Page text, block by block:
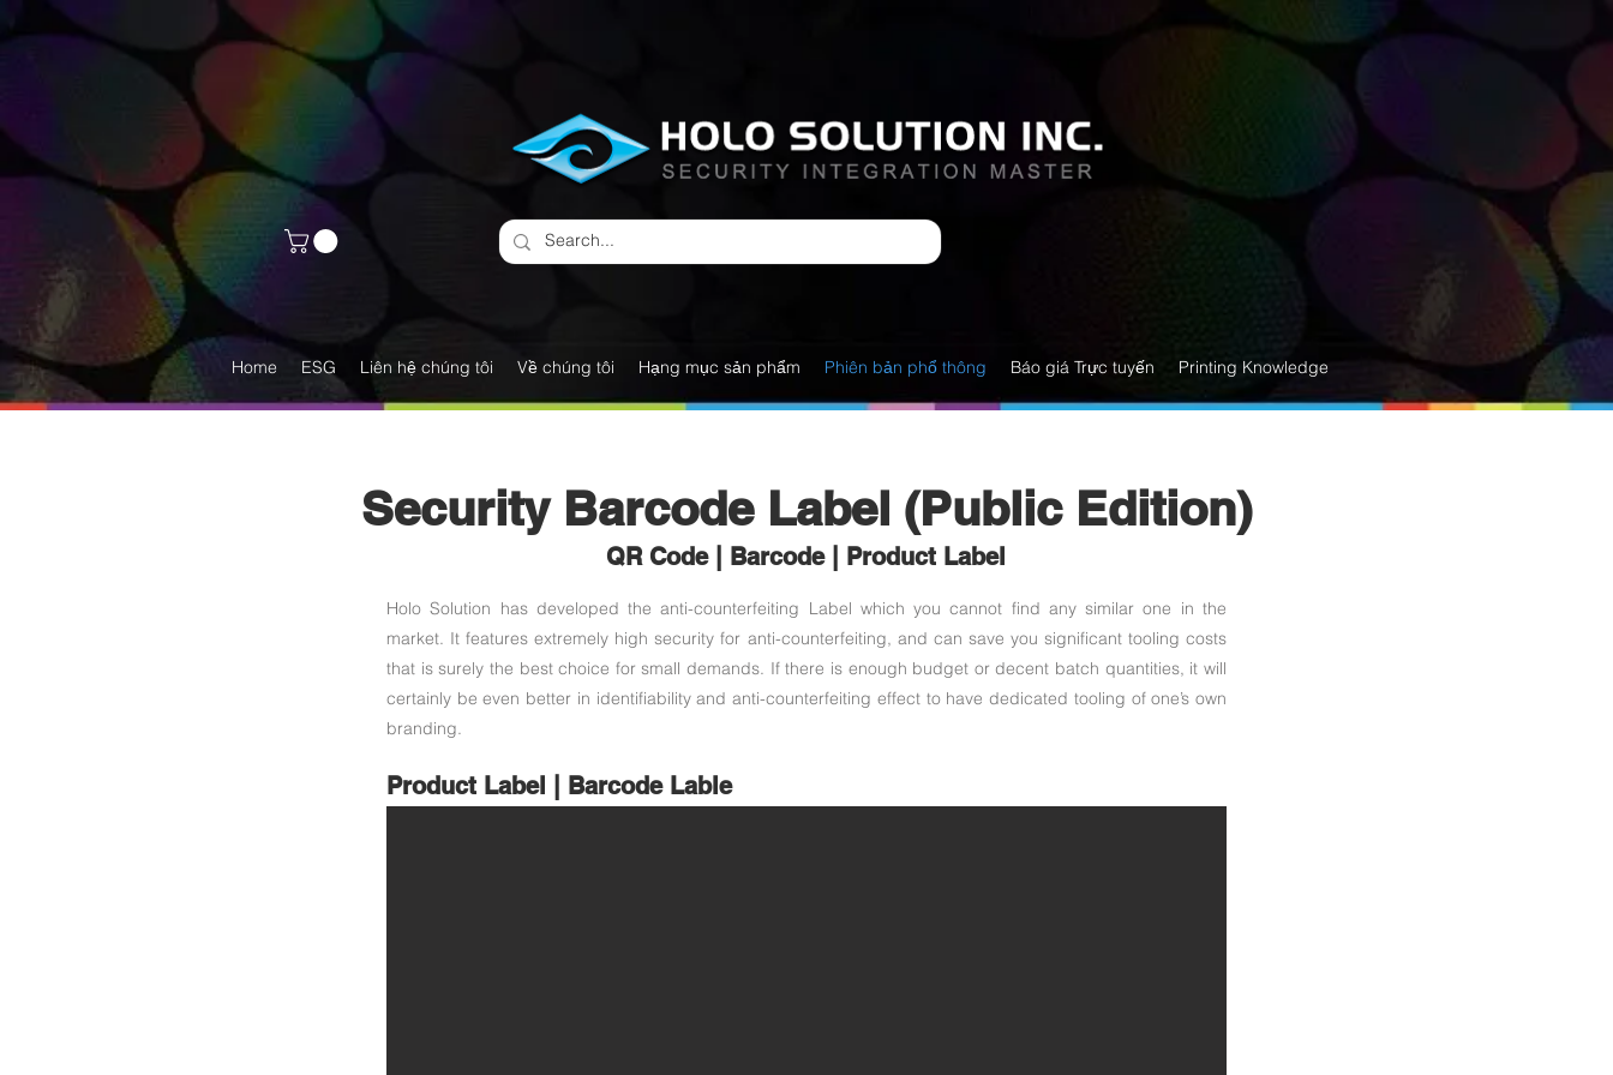
Home ESG Liên hệ chúng tôi Về chúng tôi Hạng mục sản phẩm Phiên bản phổ thông Báo giá Trực tuyến Printing Knowledge
Security Barcode Label (Public Edition)
QR Code | Barcode | Product Label
Holo Solution has developed the anti-counterfeiting Label which you cannot find any similar one in the
market. It features extremely high security for anti-counterfeiting, and can save you significant tooling costs
that is surely the best choice for small demands. If there is enough budget or decent batch quantities, it will
certainly be even better in identifiability and anti-counterfeiting effect to have dedicated tooling of one’s own
branding.
Product Label | Barcode Lable